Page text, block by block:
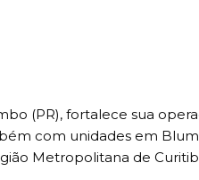
(PR), fortalece sua
com unidades em
Metropolitana de